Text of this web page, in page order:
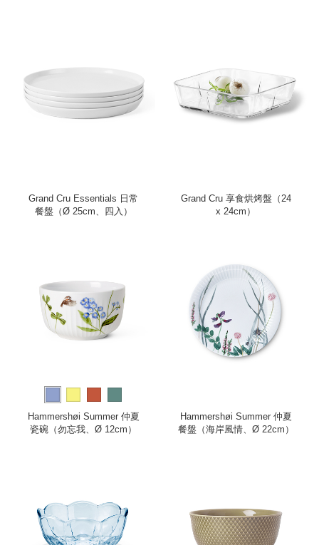
Grand Cru Essentials 日常
餐盤（Ø 25cm、四入）
Grand Cru 享食烘烤盤（24
x 24cm）
Hammershøi Summer 仲夏
瓷碗（勿忘我、Ø 12cm）
Hammershøi Summer 仲夏
餐盤（海岸風情、Ø 22cm）